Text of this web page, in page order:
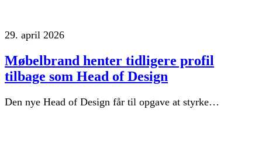
29. april 2026
Møbelbrand henter tidligere profil
tilbage som Head of Design
Den nye Head of Design får til opgave at styrke…